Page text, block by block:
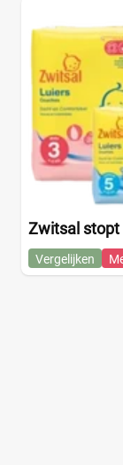
Zwitsal stopt
Vergelijken